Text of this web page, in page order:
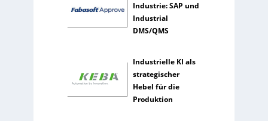
l
n
z
Industrie: SAP und
Industrial
DMS/QMS
Industrielle KI als
strategischer
Hebel für die
Produktion